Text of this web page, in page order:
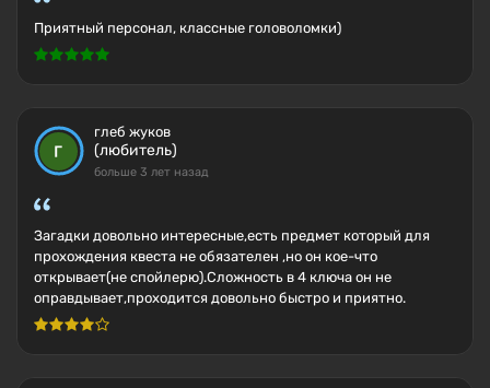
Приятный персонал, классные головоломки)
глеб жуков
(любитель)
больше 3 лет назад
Загадки довольно интересные,есть предмет который для
прохождения квеста не обязателен ,но он кое-что
открывает(не спойлерю).Сложность в 4 ключа он не
оправдывает,проходится довольно быстро и приятно.